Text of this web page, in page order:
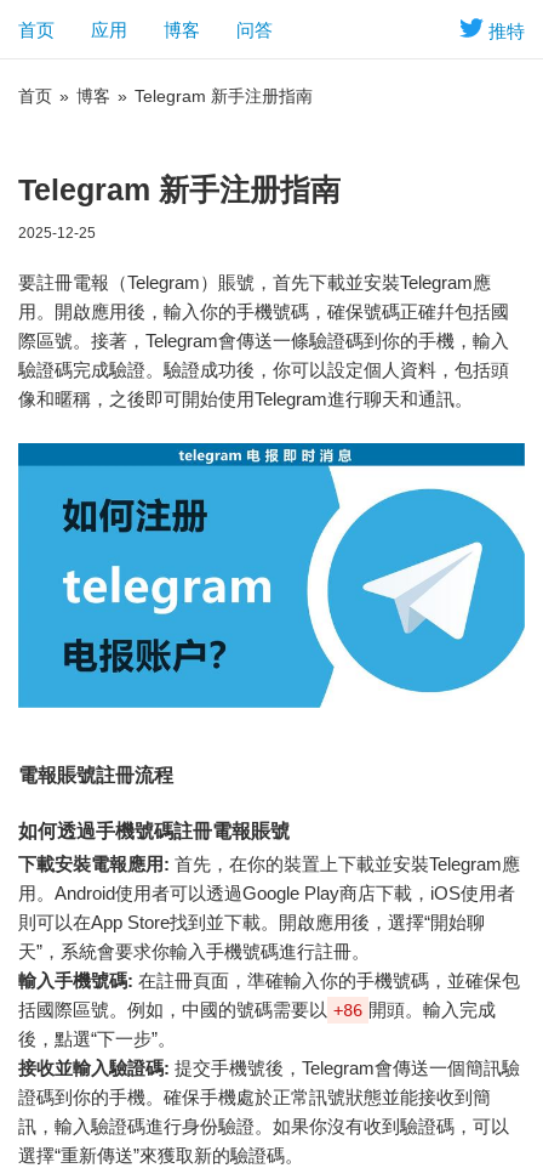
推特
首页 应用 博客 问答
首页 » 博客 » Telegram 新手注册指南
Telegram 新手注册指南
2025-12-25
要註冊電報（Telegram）賬號，首先下載並安裝Telegram應
用。開啟應用後，輸入你的手機號碼，確保號碼正確幷包括國
際區號。接著，Telegram會傳送一條驗證碼到你的手機，輸入
驗證碼完成驗證。驗證成功後，你可以設定個人資料，包括頭
像和暱稱，之後即可開始使用Telegram進行聊天和通訊。
電報賬號註冊流程
如何透過手機號碼註冊電報賬號
下載安裝電報應用: 首先，在你的裝置上下載並安裝Telegram應
用。Android使用者可以透過Google Play商店下載，iOS使用者
則可以在App Store找到並下載。開啟應用後，選擇“開始聊
天”，系統會要求你輸入手機號碼進行註冊。
輸入手機號碼: 在註冊頁面，準確輸入你的手機號碼，並確保包
括國際區號。例如，中國的號碼需要以 +86 開頭。輸入完成
後，點選“下一步”。
接收並輸入驗證碼: 提交手機號後，Telegram會傳送一個簡訊驗
證碼到你的手機。確保手機處於正常訊號狀態並能接收到簡
訊，輸入驗證碼進行身份驗證。如果你沒有收到驗證碼，可以
選擇“重新傳送”來獲取新的驗證碼。